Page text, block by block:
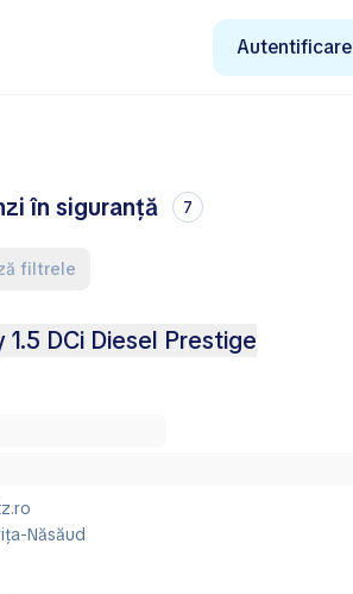
Autentificare
în siguranță 7
filtrele
1.5 DCi Diesel Prestige
Năsăud